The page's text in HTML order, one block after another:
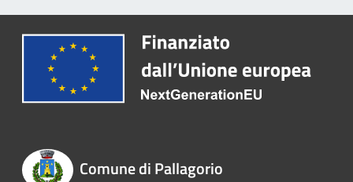
Comune di Pallagorio